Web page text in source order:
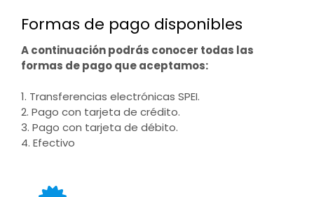
Formas de pago disponibles
A continuación podrás conocer todas las
formas de pago que aceptamos:
1. Transferencias electrónicas SPEI.
2. Pago con tarjeta de crédito.
3. Pago con tarjeta de débito.
4. Efectivo